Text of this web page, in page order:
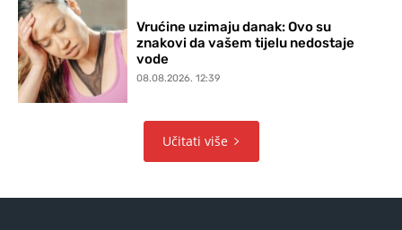
Vrućine uzimaju danak: Ovo su
znakovi da vašem tijelu nedostaje
vode
08.08.2026. 12:39
Učitati više